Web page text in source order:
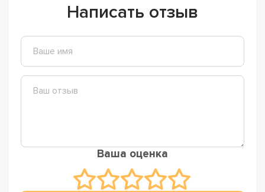
Написать отзыв
Ваша оценка